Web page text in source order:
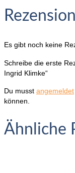
Es gibt noch keine
Schreibe die erste
Ingrid Klimke“
Du musst angemeldet
können.
Ähnliche